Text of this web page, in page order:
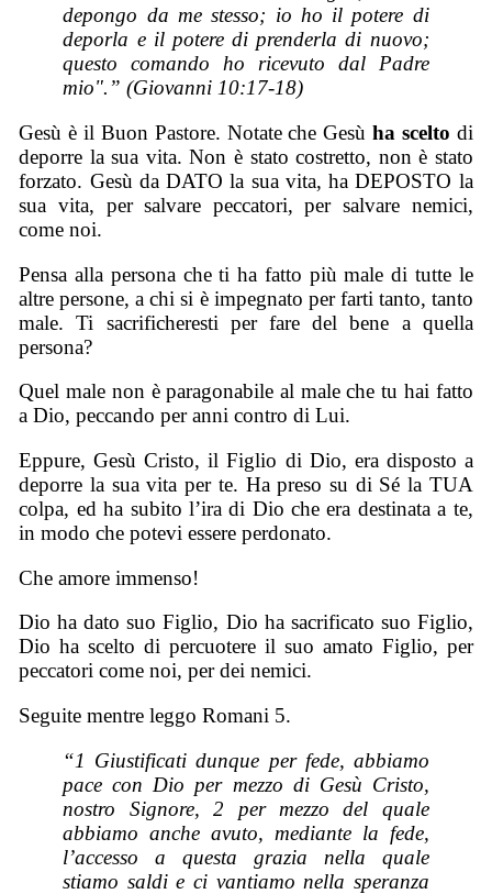
depongo da me stesso; io ho il potere di
deporla e il potere di prenderla di nuovo;
questo comando ho ricevuto dal Padre
mio".” (Giovanni 10:17-18)
Gesù è il Buon Pastore. Notate che Gesùha scelto di
deporre la sua vita. Non è stato costretto, non è stato
forzato. Gesù da DATO la sua vita, ha DEPOSTO la
sua vita, per salvare peccatori, per salvare nemici,
come noi.
Pensa alla persona che ti ha fatto più male di tutte le
altre persone, a chi si è impegnato per farti tanto, tanto
male. Ti sacrificheresti per fare del bene a quella
persona?
Quel male non è paragonabile al male che tu hai fatto
a Dio, peccando per anni contro di Lui.
Eppure, Gesù Cristo, il Figlio di Dio, era disposto a
deporre la sua vita per te. Ha preso su di Sé la TUA
colpa, ed ha subito l’ira di Dio che era destinata a te,
in modo che potevi essere perdonato.
Che amore immenso!
Dio ha dato suo Figlio, Dio ha sacrificato suo Figlio,
Dio ha scelto di percuotere il suo amato Figlio, per
peccatori come noi, per dei nemici.
Seguite mentre leggo Romani 5.
“1 Giustificati dunque per fede, abbiamo
pace con Dio per mezzo di Gesù Cristo,
nostro Signore, 2 per mezzo del quale
abbiamo anche avuto, mediante la fede,
l’accesso a questa grazia nella quale
stiamo saldi e ci vantiamo nella speranza